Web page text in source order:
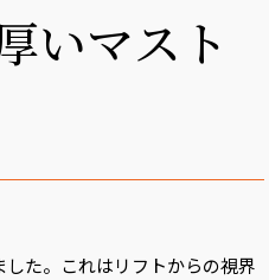
いマスト
た。これはリフトからの視界